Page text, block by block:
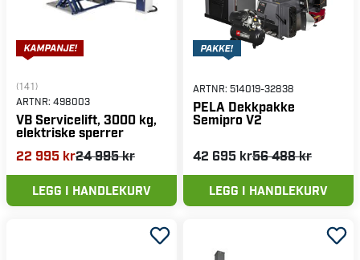
(141)
ARTNR: 498003
VB Servicelift, 3000 kg,
elektriske sperrer
22 995 kr24 995 kr
LEGG I HANDLEKURV
ARTNR: 514019-32838
PELA Dekkpakke
Semipro V2
42 695 kr56 488 kr
LEGG I HANDLEKURV